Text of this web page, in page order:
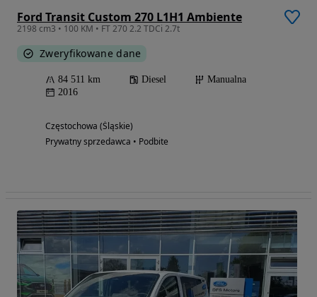
Ford Transit Custom 270 L1H1 Ambiente
2198 cm3 • 100 KM • FT 270 2.2 TDCi 2.7t
Zweryfikowane dane
84 511 km Diesel
Manualna
2016
Częstochowa (Śląskie)
Prywatny sprzedawca • Podbite